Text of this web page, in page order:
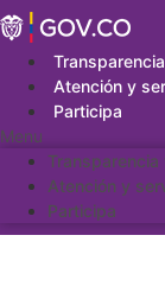
Saltar
al
contenido
Atención y
Participa
Menu
Atención y
Participa